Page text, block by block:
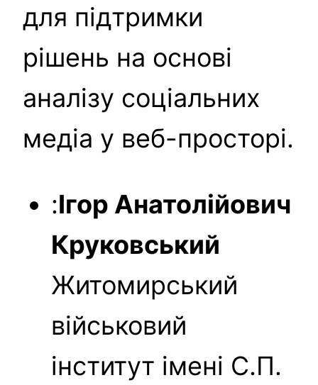
для підтримки
рішень на основі
аналізу соціальних
медіа у веб-просторі.
:Ігор Анатолійович
Круковський
Житомирський
військовий
інститут імені С.П.